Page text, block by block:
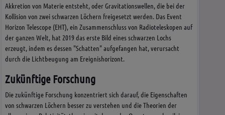
Akkretion von Materie entsteht, oder Gravitationswellen, die bei der
Kollision von zwei schwarzen Löchern freigesetzt werden. Das Event
Horizon Telescope (EHT), ein Zusammenschluss von Radioteleskopen auf
der ganzen Welt, hat 2019 das erste Bild eines schwarzen Lochs
erzeugt, indem es dessen "Schatten" aufgefangen hat, verursacht
durch die Lichtbeugung am Ereignishorizont.
Zukünftige Forschung
Die zukünftige Forschung konzentriert sich darauf, die Eigenschaften
von schwarzen Löchern besser zu verstehen und die Theorien der